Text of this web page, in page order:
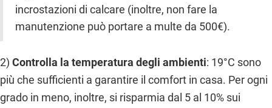
incrostazioni di calcare (inoltre, non fare la
manutenzione può portare a multe da 500€).
2) Controlla la temperatura degli ambienti: 19°C sono
più che sufficienti a garantire il comfort in casa. Per ogni
grado in meno, inoltre, si risparmia dal 5 al 10% sui